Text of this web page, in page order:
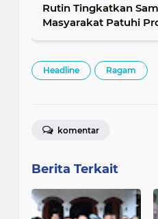
Rutin Tingkatkan
Masyarakat Patuhi
Headline Ragam
komentar
Berita Terkait